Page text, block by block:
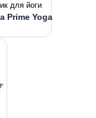
для йоги
Prime Yoga